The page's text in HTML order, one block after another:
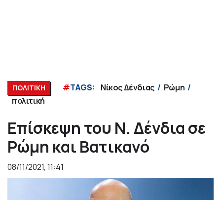
ΠΟΛΙΤΙΚΗ #TAGS: Νίκος Δένδιας
Ρώμη
πολιτική
Eπίσκεψη του Ν. Δένδια σε
Ρώμη και Βατικανό
08/11/2021, 11:41